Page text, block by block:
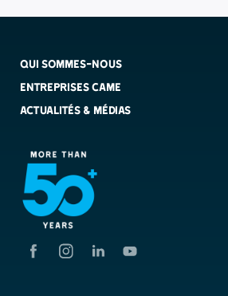
QUI SOMMES-NOUS
ENTREPRISES CAME
ACTUALITÉS & MÉDIAS